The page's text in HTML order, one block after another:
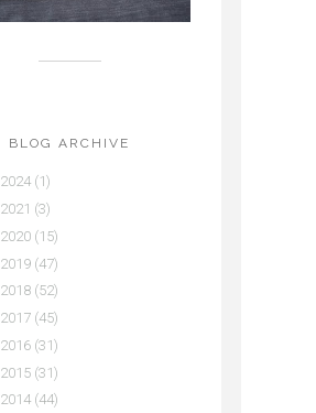
BLOG ARCHIVE
2024 (1)
2021 (3)
2020 (15)
2019 (47)
2018 (52)
2017 (45)
2016 (31)
2015 (31)
2014 (44)